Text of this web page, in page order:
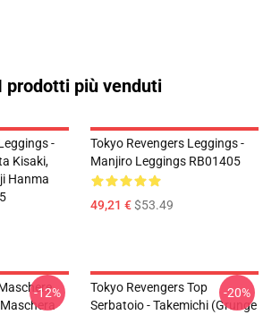
prodotti più venduti
-
Kisaki,
Hanma
Tokyo Revengers Leggings -
Manjiro Leggings RB01405
49,21 €$53.49
-12%
Tokyo Revengers Top
Serbatoio - Takemichi (Grunge
-20%